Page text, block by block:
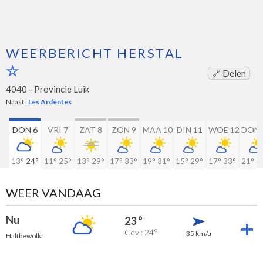
WEERBERICHT HERSTAL
🔗 Delen
4040 - Provincie Luik
Naast : Les Ardentes
DON 6
13° 24°
VRI 7
11° 25°
ZAT 8
13° 29°
ZON 9
17° 33°
MAA 10
19° 31°
DIN 11
15° 29°
WOE 12
17° 33°
DON
21°
WEER VANDAAG
Nu
Halfbewolkt
23 °
Gev : 24° 35 km/u